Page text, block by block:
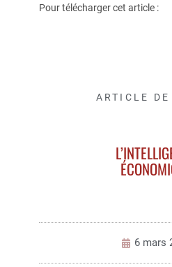
Pour télécharger cet article :
ARTICLE DE
6 mars